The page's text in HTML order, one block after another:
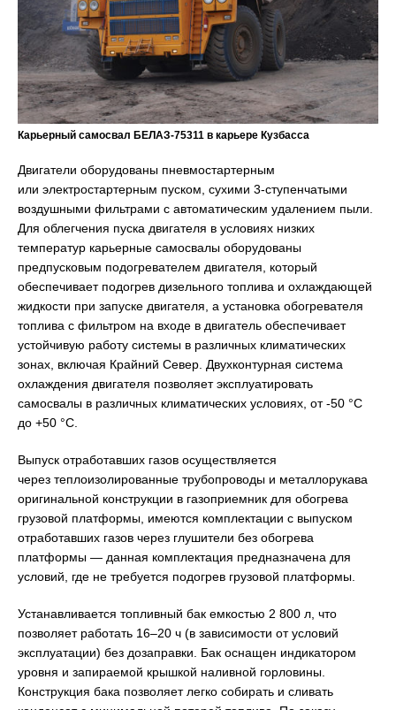
Карьерный самосвал БЕЛАЗ-75311 в карьере Кузбасса
Двигатели оборудованы пневмостартерным
или электростартерным пуском, сухими 3-ступенчатыми
воздушными фильтрами с автоматическим удалением пыли.
Для облегчения пуска двигателя в условиях низких
температур карьерные самосвалы оборудованы
предпусковым подогревателем двигателя, который
обеспечивает подогрев дизельного топлива и охлаждающей
жидкости при запуске двигателя, а установка обогревателя
топлива с фильтром на входе в двигатель обеспечивает
устойчивую работу системы в различных климатических
зонах, включая Крайний Север. Двухконтурная система
охлаждения двигателя позволяет эксплуатировать
самосвалы в различных климатических условиях, от -50 °С
до +50 °С.
Выпуск отработавших газов осуществляется
через теплоизолированные трубопроводы и металлорукава
оригинальной конструкции в газоприемник для обогрева
грузовой платформы, имеются комплектации с выпуском
отработавших газов через глушители без обогрева
платформы — данная комплектация предназначена для
условий, где не требуется подогрев грузовой платформы.
Устанавливается топливный бак емкостью 2 800 л, что
позволяет работать 16–20 ч (в зависимости от условий
эксплуатации) без дозаправки. Бак оснащен индикатором
уровня и запираемой крышкой наливной горловины.
Конструкция бака позволяет легко собирать и сливать